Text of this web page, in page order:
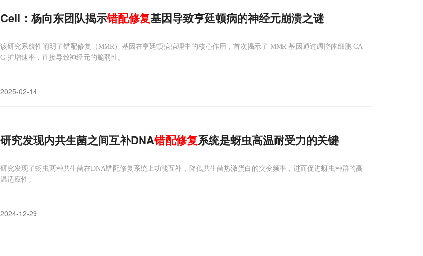
Cell：杨向东团队揭示错配修复基因导致亨廷顿病的神经元崩溃之谜
该研究系统性阐明了错配修复（MMR）基因在亨廷顿病病理中的核心作用，首次揭示了 MMR 基因通过调控体细胞 CA
G 扩增速率，直接导致神经元的脆弱性。
2025-02-14
研究发现内共生菌之间互补DNA错配修复系统是蚜虫高温耐受力的关键
研究发现了蚜虫两种共生菌在DNA错配修复系统上功能互补，降低共生菌热激蛋白的突变频率，进而促进蚜虫种群的高
温适应性。
2024-12-29